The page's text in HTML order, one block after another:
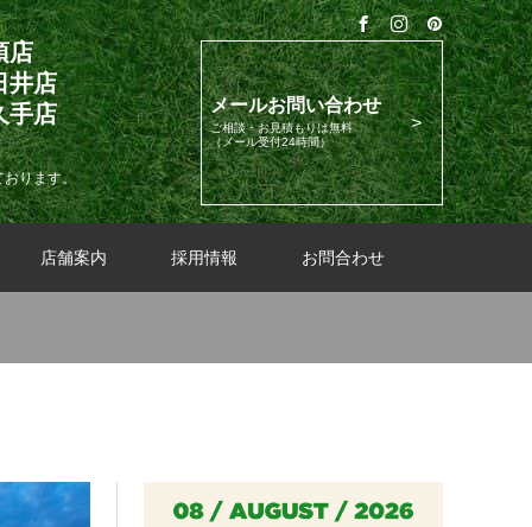
店
井店
手店
おります。
メールお問い合わせ
ご相談・お見積もりは無料
（メール受付24時間）
店舗案内 採用情報 お問合わせ